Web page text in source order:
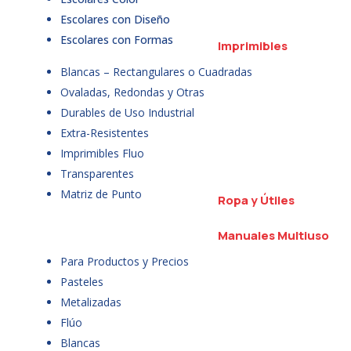
Escolares con Diseño
Escolares con Formas
Imprimibles
Blancas – Rectangulares o Cuadradas
Ovaladas, Redondas y Otras
Durables de Uso Industrial
Extra-Resistentes
Imprimibles Fluo
Transparentes
Matriz de Punto
Ropa y Útiles
Manuales Multiuso
Para Productos y Precios
Pasteles
Metalizadas
Flúo
Blancas